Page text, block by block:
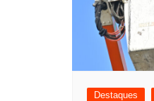
Destaques